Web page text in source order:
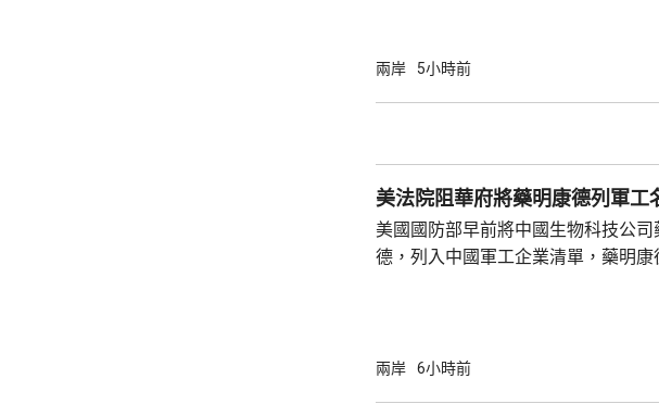
定，文明旅遊、禮貌待人，展現中國
場、拍攝、攜帶物品等要求，如發生
法權益受到侵害，應保持冷靜，依法
兩岸 5小時前
美法院阻華府將藥明康德列軍工
美國國防部早前將中國生物科技公司
德，列入中國軍工企業清單，藥明康
決表示歡迎，認為此舉減輕公司被列
兩岸 6小時前